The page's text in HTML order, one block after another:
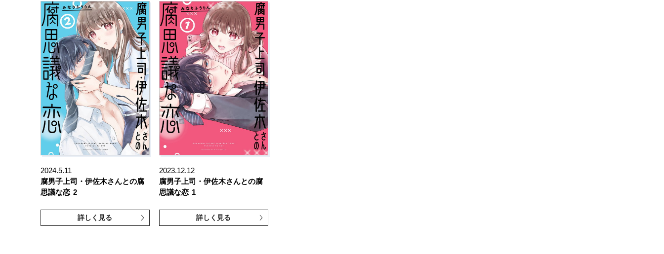
2024.5.11
腐男子上司・伊佐木さんとの腐
思議な恋 2
詳しく見る
2023.12.12
腐男子上司・伊佐木さんとの腐
思議な恋 1
詳しく見る